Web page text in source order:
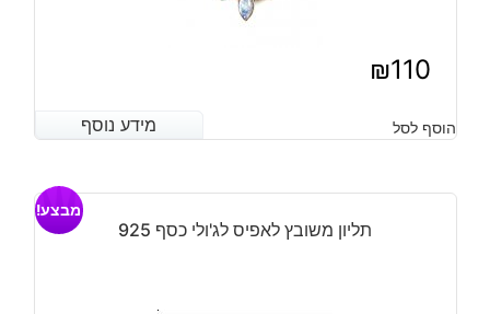
₪110
מידע נוסף הוסף לסל מידע נוסף
תליון משובץ לאפיס לג'ולי כסף 925
מבצע!